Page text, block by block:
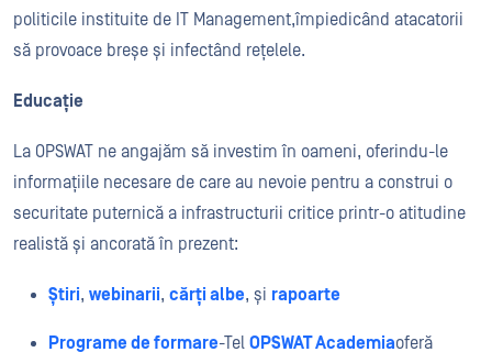
politicile instituite de T Management,împiedicând atacatorii
să provoace breșe și infectând rețelele.
Educație
La OPSWAT ne angajăm să investim în oameni, oferindu-le
informațiile necesare de care au nevoie pentru a construi o
securitate puternică a infrastructurii critice printr-o atitudine
realistă și ancorată în prezent:
Știri, webinarii, cărți albe, și rapoarte
Programe de formare-Tel OPSWAT Academiaoferă